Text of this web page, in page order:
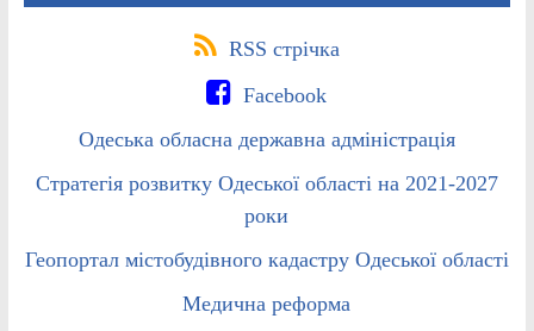
RSS стрічка
Facebook
Одеська обласна державна адміністрація
Стратегія розвитку Одеської області на 2021-2027
роки
Геопортал містобудівного кадастру Одеської області
Медична реформа